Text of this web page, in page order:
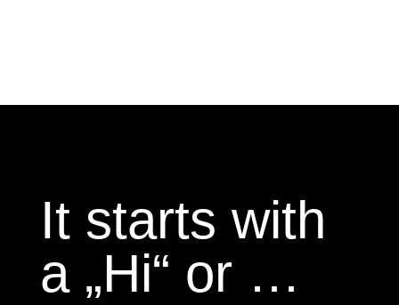
It starts with
a „Hi“ or …